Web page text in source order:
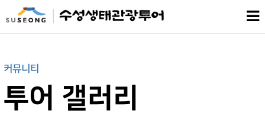
커뮤니티
투어 갤러리